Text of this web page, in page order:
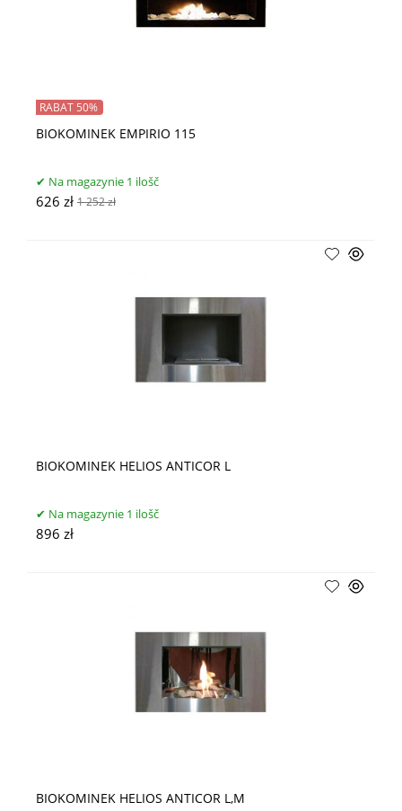
BIOKOMINEK EMPIRIO 115
RABAT 50%
Na magazynie 1 ilošč
626 zł 1 252 zł
BIOKOMINEK HELIOS ANTICOR L
Na magazynie 1 ilošč
896 zł
BIOKOMINEK HELIOS ANTICOR L,M